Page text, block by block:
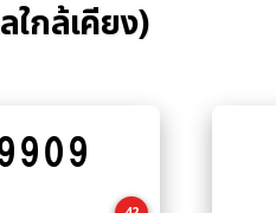
ใกล้เคียง)
Add
to